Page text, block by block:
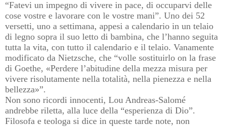
“Fatevi un impegno di vivere in pace, di occuparvi delle
cose vostre e lavorare con le vostre mani”. Uno dei 52
versetti, uno a settimana, appesi a calendario in un telaio
di legno sopra il suo letto di bambina, che l’hanno seguita
tutta la vita, con tutto il calendario e il telaio. Vanamente
modificato da Nietzsche, che “volle sostituirlo on la frase
di Goethe, «Perdere l’abitudine della mezza misura per
vivere risolutamente nella totalità, nella pienezza e nella
bellezza»”.
Non sono ricordi innocenti, Lou Andreas-Salomé
andrebbe riletta, alla luce della “esperienza di Dio”.
Filosofa e teologa si dice in queste tarde note, non